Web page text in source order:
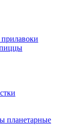
планетарные